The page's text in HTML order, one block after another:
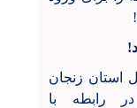
استان زنجان
رابطه با